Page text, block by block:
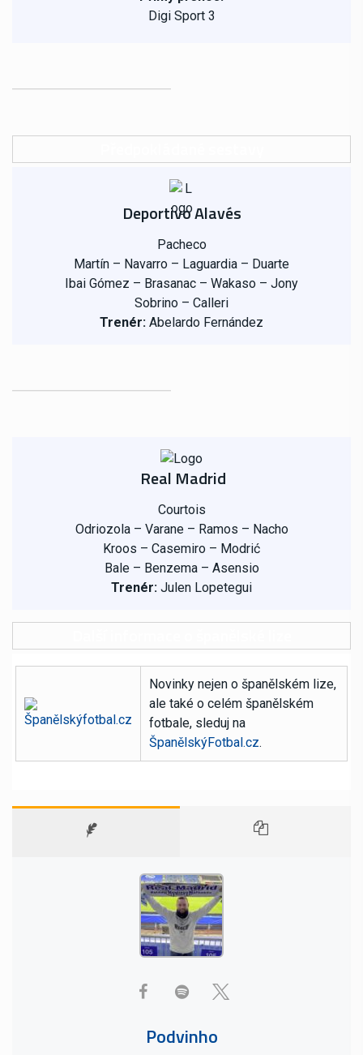
Digi Sport 3
Deportivo Alavés
Pacheco
Martín – Navarro – Laguardia – Duarte
Ibai Gómez – Brasanac – Wakaso – Jony
Sobrino – Calleri
Trenér: Abelardo Fernández
Real Madrid
Courtois
Odriozola – Varane – Ramos – Nacho
Kroos – Casemiro – Modrić
Bale – Benzema – Asensio
Trenér: Julen Lopetegui
Novinky nejen o španělském lize,
ale také o celém španělském
fotbale, sleduj na
ŠpanělskýFotbal.cz.
Podvinho